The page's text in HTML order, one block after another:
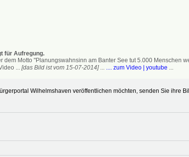
für Aufregung.
Motto "Planungswahnsinn am Banter See tut 5.000 Menschen
... [das Bild ist vom 15-07-2014]... .... zum Video | youtube ...
Wilhelmshaven veröffentlichen möchten, senden Sie ihre